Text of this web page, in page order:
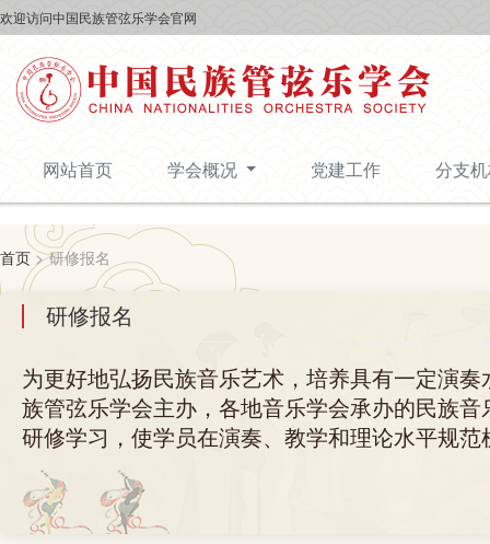
欢迎访问中国民族管弦乐学会官网
网站首页 学会概况 党建工作 分支
首页 > 研修报名
研修报名
为更好地弘扬民族音乐艺术，培养具有一定演
族管弦乐学会主办，各地音乐学会承办的民族
研修学习，使学员在演奏、教学和理论水平规范